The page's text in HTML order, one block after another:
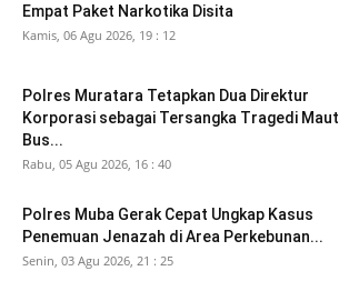
Empat Paket Narkotika Disita
Kamis, 06 Agu 2026, 19 : 12
Polres Muratara Tetapkan Dua Direktur
Korporasi sebagai Tersangka Tragedi Maut
Bus...
Rabu, 05 Agu 2026, 16 : 40
Polres Muba Gerak Cepat Ungkap Kasus
Penemuan Jenazah di Area Perkebunan...
Senin, 03 Agu 2026, 21 : 25